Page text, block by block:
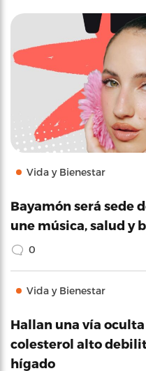
Vida y Bienestar
Bayamón será sede
une música, salud y
0
Vida y Bienestar
Hallan una vía
colesterol alto
hígado